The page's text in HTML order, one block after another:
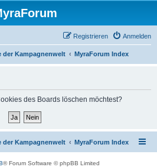
Anmelden
Registrieren
der Kampagnenwelt MyraForum Index
des Boards löschen möchtest?
der Kampagnenwelt MyraForum Index
® Forum Software © phpBB Limited